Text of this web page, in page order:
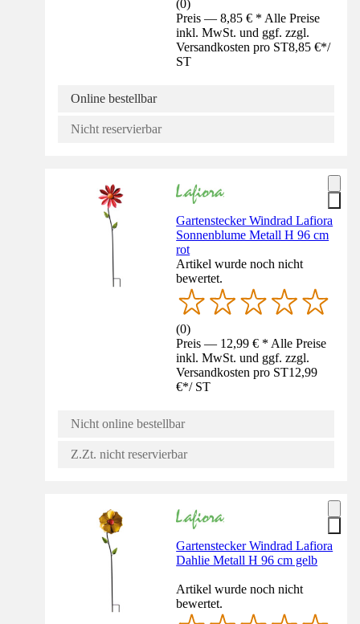
(0)
Preis — 8,85 € * Alle Preise
inkl. MwSt. und ggf. zzgl.
Versandkosten pro ST8,85 €*/
ST
Online bestellbar
Nicht reservierbar
Gartenstecker Windrad Lafiora
Sonnenblume Metall H 96 cm
rot
Artikel wurde noch nicht
bewertet.
(0)
Preis — 12,99 € * Alle Preise
inkl. MwSt. und ggf. zzgl.
Versandkosten pro ST12,99
€*/ ST
Nicht online bestellbar
Z.Zt. nicht reservierbar
Gartenstecker Windrad Lafiora
Dahlie Metall H 96 cm gelb
Artikel wurde noch nicht
bewertet.